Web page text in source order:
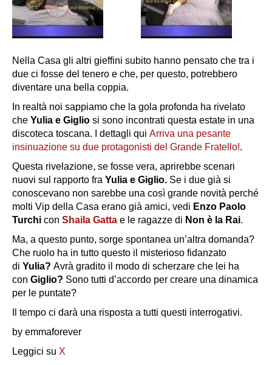
Nella Casa gli altri gieffini subito hanno pensato che tra i
due ci fosse del tenero e che, per questo, potrebbero
diventare una bella coppia.
In realtà noi sappiamo che la gola profonda ha rivelato
che Yulia e Giglio si sono incontrati questa estate in una
discoteca toscana. I dettagli qui Arriva una pesante
insinuazione su due protagonisti del Grande Fratello!.
Questa rivelazione, se fosse vera, aprirebbe scenari
nuovi sul rapporto fra Yulia e Giglio. Se i due già si
conoscevano non sarebbe una così grande novità perché
molti Vip della Casa erano già amici, vedi Enzo Paolo
Turchi con Shaila Gatta e le ragazze di Non è la Rai.
Ma, a questo punto, sorge spontanea un’altra domanda?
Che ruolo ha in tutto questo il misterioso fidanzato
di Yulia? Avrà gradito il modo di scherzare che lei ha
con Giglio? Sono tutti d’accordo per creare una dinamica
per le puntate?
Il tempo ci darà una risposta a tutti questi interrogativi.
by emmaforever
Leggici su X